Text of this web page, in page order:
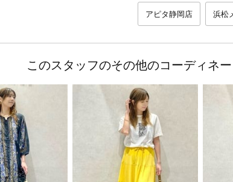
アピタ静岡店 浜松
このスタッフのその他のコーディネー